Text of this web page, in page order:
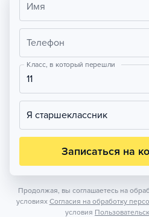
Имя
Телефон
Класс, в который перешли
11
Я старшеклассник
Записаться на
Продолжая, вы соглашаетесь на
условиях Согласия на обработку
условия